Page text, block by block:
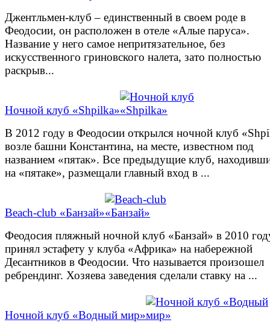
Джентльмен-клуб – единственный в своем роде в
Феодосии, он расположен в отеле «Алые паруса».
Название у него самое непритязательное, без
искусственного гриновского налета, зато полностью
раскрыв...
Ночной клуб «Shpilka»
В 2012 году в Феодосии открылся ночной клуб
возле башни Константина, на месте, известном под
названием «пятак». Все предыдущие клуб,
на «пятаке», размещали главный вход в ...
Beach-club «Банзай»
Феодосия пляжный ночной клуб «Банзай» в 2010
принял эстафету у клуба «Африка» на набережной
Десантников в Феодосии. Что называется произошел
ребрендинг. Хозяева заведения сделали ставку на ...
Ночной клуб «Водный мир»